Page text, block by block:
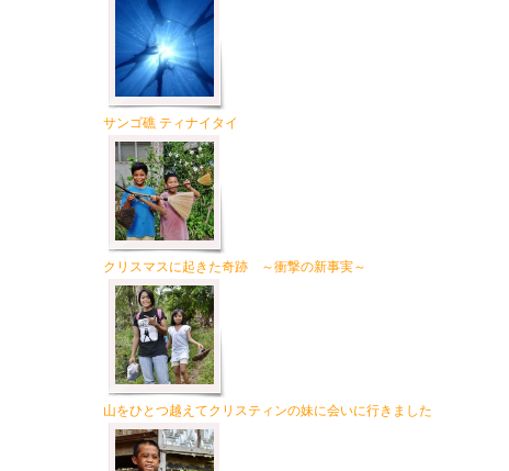
サンゴ礁 ティナイタイ
クリスマスに起きた奇跡 ～衝撃の新事実～
山をひとつ越えてクリスティンの妹に会いに行きました